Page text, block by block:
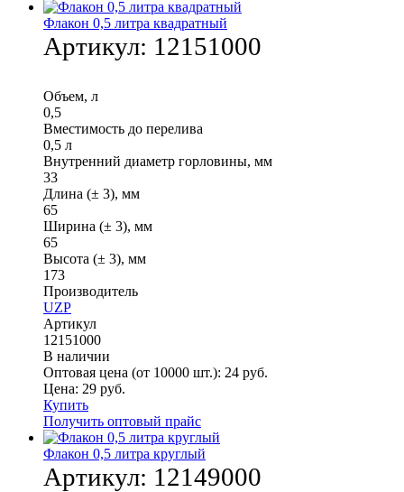
Флакон 0,5 литра квадратный
Артикул: 12151000
Объем, л
0,5
Вместимость до перелива
0,5 л
Внутренний диаметр горловины, мм
33
Длина (± 3), мм
65
Ширина (± 3), мм
65
Высота (± 3), мм
173
Производитель
UZP
Артикул
12151000
В наличии
Оптовая цена (от 10000 шт.): 24 руб.
Цена: 29 руб.
Купить
Получить оптовый прайс
Флакон 0,5 литра круглый
Артикул: 12149000